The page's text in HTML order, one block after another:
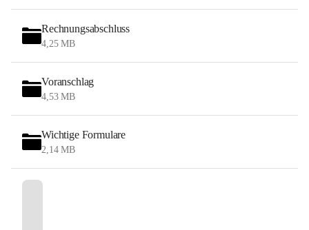
Rechnungsabschluss
4,25 MB
Voranschlag
4,53 MB
Wichtige Formulare
2,14 MB